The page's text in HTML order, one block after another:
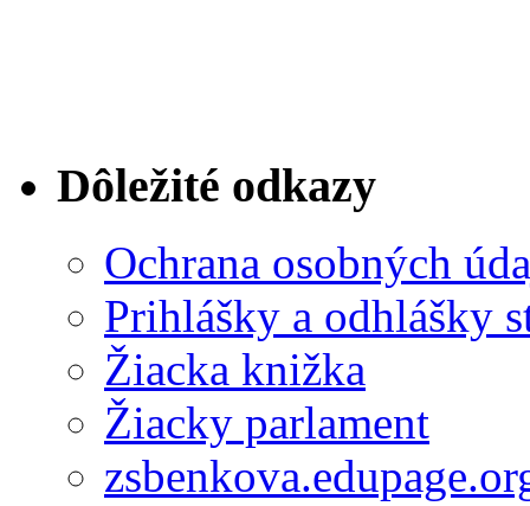
Dôležité odkazy
Ochrana osobných
Prihlášky a odhlášky
Žiacka knižka
Žiacky parlament